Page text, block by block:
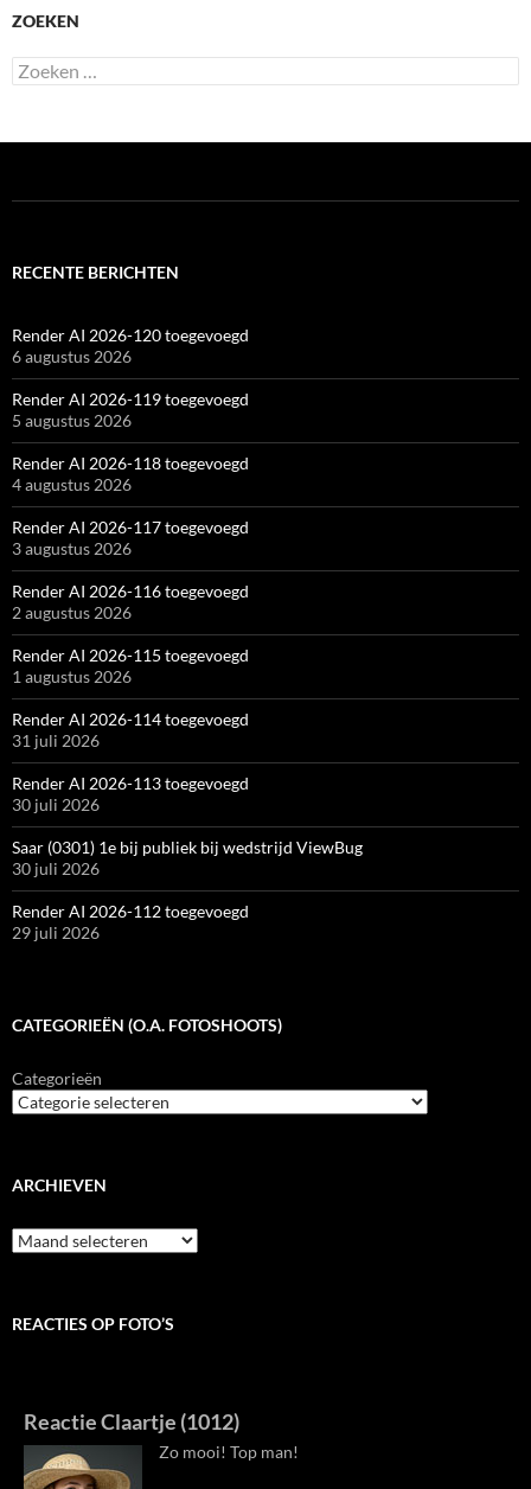
ZOEKEN
Zoeken
naar:
RECENTE BERICHTEN
Render AI 2026-120 toegevoegd
6 augustus 2026
Render AI 2026-119 toegevoegd
5 augustus 2026
Render AI 2026-118 toegevoegd
4 augustus 2026
Render AI 2026-117 toegevoegd
3 augustus 2026
Render AI 2026-116 toegevoegd
2 augustus 2026
Render AI 2026-115 toegevoegd
1 augustus 2026
Render AI 2026-114 toegevoegd
31 juli 2026
Render AI 2026-113 toegevoegd
30 juli 2026
Saar (0301) 1e bij publiek bij wedstrijd ViewBug
30 juli 2026
Render AI 2026-112 toegevoegd
29 juli 2026
CATEGORIEËN (O.A. FOTOSHOOTS)
Categorieën
ARCHIEVEN
Archieven
REACTIES OP FOTO’S
Reactie Claartje (1012)
Zo mooi! Top man!